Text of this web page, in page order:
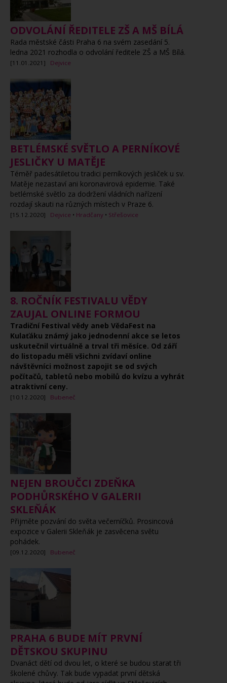
ODVOLÁNÍ ŘEDITELE ZŠ A MŠ BÍLÁ
Rada městské části Praha 6 na svém zasedání 5.
ledna 2021 rozhodla o odvolání ředitele ZŠ a MŠ Bílá.
[11.01.2021] Dejvice
BETLÉMSKÉ SVĚTLO A PERNÍKOVÉ
JESLIČKY U MATĚJE
Téměř padesátiletou tradici perníkových jesliček u sv.
Matěje nezastaví ani koronavirová epidemie. Také
betlémské světlo za dodržení vládních nařízení
rozdají skauti na různých místech v Praze 6.
[15.12.2020] Dejvice • Hradčany • Střešovice
8. ROČNÍK FESTIVALU VĚDY
ZAUJAL ONLINE FORMOU
Tradiční Festival vědy aneb VědaFest na
Kulaťáku známý jako jednodenní akce se letos
uskutečnil virtuálně a trval tři měsíce. Od září
do listopadu měli všichni zvídaví online
návštěvníci možnost zapojit se od svých
počítačů, tabletů nebo mobilů do kvízu a vyhrát
atraktivní ceny.
[10.12.2020] Bubeneč
NEJEN BROUČCI ZDEŇKA
PODHŮRSKÉHO V GALERII
SKLEŇÁK
Přijměte pozvání do světa večerníčků. Prosincová
expozice v Galerii Skleňák je zasvěcena světu
pohádek.
[09.12.2020] Bubeneč
PRAHA 6 BUDE MÍT PRVNÍ
DĚTSKOU SKUPINU
Dvanáct dětí od dvou let, o které se budou starat tři
školené chůvy. Tak bude vypadat první dětská